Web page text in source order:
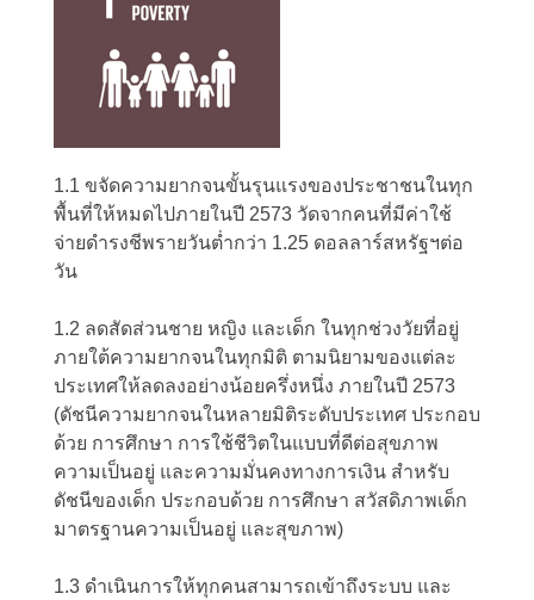
1.1 ขจัดความยากจนขั้นรุนแรงของประชาชนในทุก
พื้นที่ให้หมดไปภายในปี 2573 วัดจากคนที่มีค่าใช้
จ่ายดำรงชีพรายวันต่ำกว่า 1.25 ดอลลาร์สหรัฐฯต่อ
วัน
1.2 ลดสัดส่วนชาย หญิง และเด็ก ในทุกช่วงวัยที่อยู่
ภายใต้ความยากจนในทุกมิติ ตามนิยามของแต่ละ
ประเทศให้ลดลงอย่างน้อยครึ่งหนึ่ง ภายในปี 2573
(ดัชนีความยากจนในหลายมิติระดับประเทศ ประกอบ
ด้วย การศึกษา การใช้ชีวิตในแบบที่ดีต่อสุขภาพ
ความเป็นอยู่ และความมั่นคงทางการเงิน สำหรับ
ดัชนีของเด็ก ประกอบด้วย การศึกษา สวัสดิภาพเด็ก
มาตรฐานความเป็นอยู่ และสุขภาพ)
1.3 ดำเนินการให้ทุกคนสามารถเข้าถึงระบบ และ